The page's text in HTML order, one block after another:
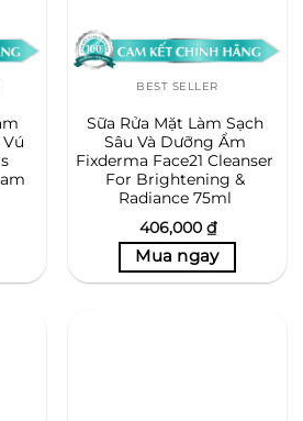
BEST SELLER
Sữa Rửa Mặt Làm Sạch
Sâu Và Dưỡng Ẩm
Fixderma Face21 Cleanser
For Brightening &
Radiance 75ml
406,000 ₫